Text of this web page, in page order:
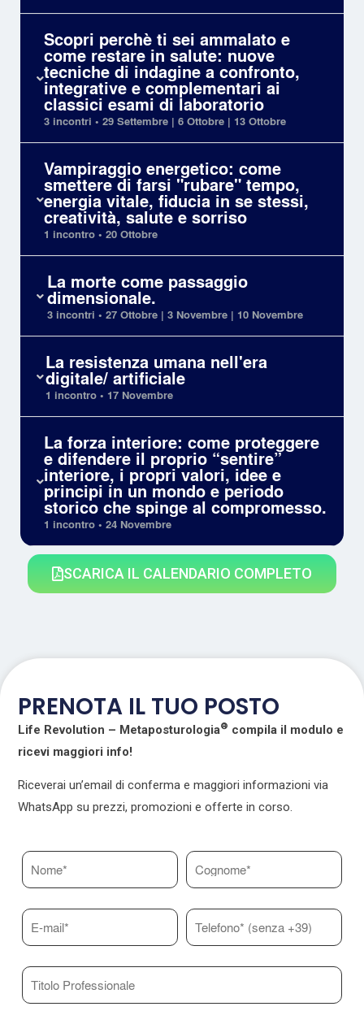
Scopri perchè ti sei ammalato e
come restare in salute: nuove
tecniche di indagine a confronto,
integrative e complementari ai
classici esami di laboratorio
3 incontri • 29 Settembre | 6 Ottobre | 13 Ottobre
Vampiraggio energetico: come
smettere di farsi "rubare" tempo,
energia vitale, fiducia in se stessi,
creatività, salute e sorriso
1 incontro • 20 Ottobre
La morte come passaggio
dimensionale.
3 incontri • 27 Ottobre | 3 Novembre | 10 Novembre
La resistenza umana nell'era
digitale/ artificiale
1 incontro • 17 Novembre
La forza interiore: come proteggere
e difendere il proprio “sentire”
interiore, i propri valori, idee e
principi in un mondo e periodo
storico che spinge al compromesso.
1 incontro • 24 Novembre
SCARICA IL CALENDARIO COMPLETO
PRENOTA IL TUO POSTO
Life Revolution – Metaposturologia® compila il modulo e
ricevi maggiori info!
Riceverai un’email di conferma e maggiori informazioni via
WhatsApp su prezzi, promozioni e offerte in corso.